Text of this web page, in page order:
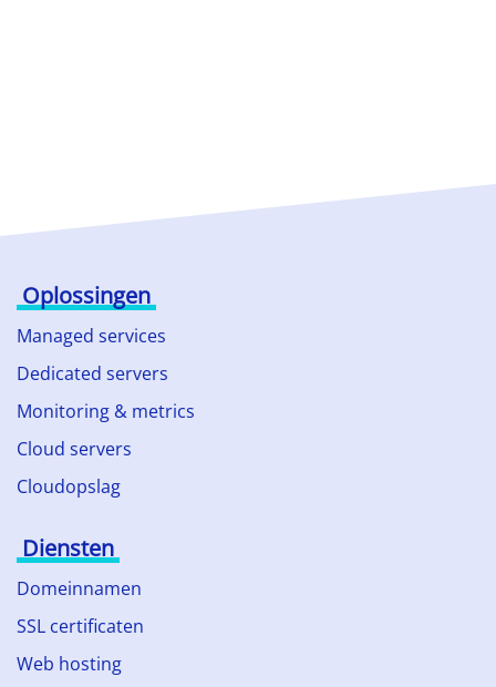
Oplossingen
Managed services
Dedicated servers
Monitoring & metrics
Cloud servers
Cloudopslag
Diensten
Domeinnamen
SSL certificaten
Web hosting